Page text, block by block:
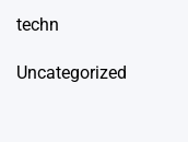
techn
Uncategorized